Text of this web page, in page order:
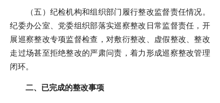
（五）纪检机构和组织部门履行整改监督责任情况。
纪委办公室、党委组织部落实巡察整改日常监督责任，开
展巡察整改专项监督检查，对敷衍整改、虚假整改、整改
走过场甚至拒绝整改的严肃问责，着力形成巡察整改管理
闭环。
二、已完成的整改事项